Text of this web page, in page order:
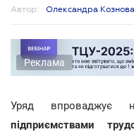
Автор: Олександра
Реклама
Уряд впроваджує
підприємствами